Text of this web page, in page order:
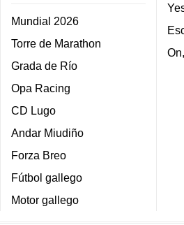
Mundial 2026
Torre de Marathon
Grada de Río
Opa Racing
CD Lugo
Andar Miudiño
Forza Breo
Fútbol gallego
Motor gallego